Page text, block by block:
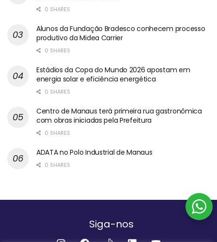
0 SHARES
Alunos da Fundação Bradesco conhecem processo
produtivo da Midea Carrier
0 SHARES
Estádios da Copa do Mundo 2026 apostam em
energia solar e eficiência energética
0 SHARES
Centro de Manaus terá primeira rua gastronômica
com obras iniciadas pela Prefeitura
0 SHARES
ADATA no Polo Industrial de Manaus
0 SHARES
Siga-nos